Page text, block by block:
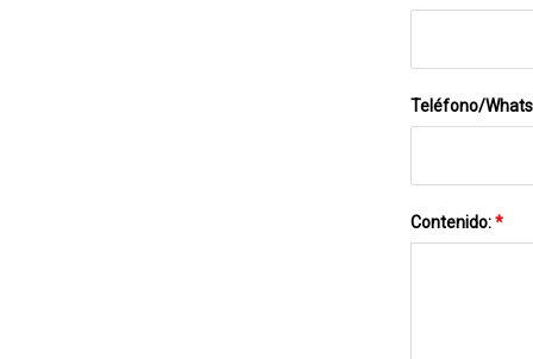
Teléfono/
Contenido:*